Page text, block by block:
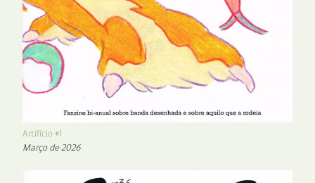
Artifício #1
Março de 2026